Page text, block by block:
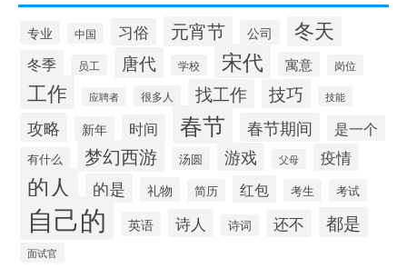
专业 中国 习俗 元宵节 公司 冬天
冬季 员工 唐代 学校 宋代 寓意 岗位
工作 应聘者 很多人 找工作 技巧 技能
攻略 新年 时间 春节 春节期间 是一个
有什么 梦幻西游 汤圆 游戏 父母 疫情
的人 的是 礼物 简历 红包 考生 考试
自己的 英语 诗人 诗词 还不 都是
面试官